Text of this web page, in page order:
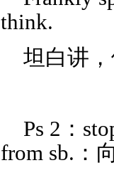
think.
坦白讲
Ps 2：
from sb.